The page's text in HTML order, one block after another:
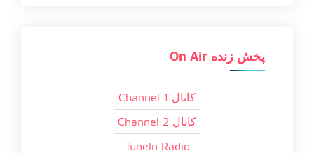
پخش زنده On Air
کانال 1 Channel
کانال 2 Channel
TuneIn Radio